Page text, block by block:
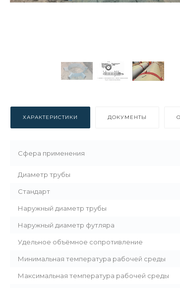
ХАРАКТЕРИСТИКИ ДОКУМЕНТЫ
Сфера применения
Диаметр трубы
Стандарт
Наружный диаметр трубы
Наружный диаметр футляра
Удельное объёмное сопротивление
Минимальная температура рабочей среды
Максимальная температура рабочей среды